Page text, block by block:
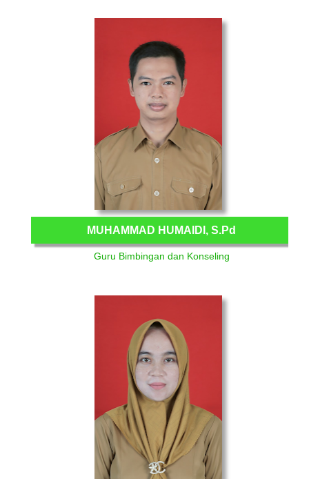
MUHAMMAD HUMAIDI, S.Pd
Guru Bimbingan dan Konseling